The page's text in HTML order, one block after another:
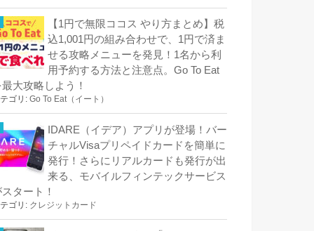
【1円で無限ココス やり方まとめ】税
込1,001円の組み合わせで、1円で済ま
せる攻略メニューを発見！1名から利
用予約する方法と注意点。Go To Eat
大攻略しよう！
ゴリ: Go To Eat（イート）
IDARE（イデア）アプリが登場！バー
チャルVisaプリペイドカードを簡単に
発行！さらにリアルカードも発行が出
来る、モバイルフィンテックサービス
タート！
ゴリ: クレジットカード